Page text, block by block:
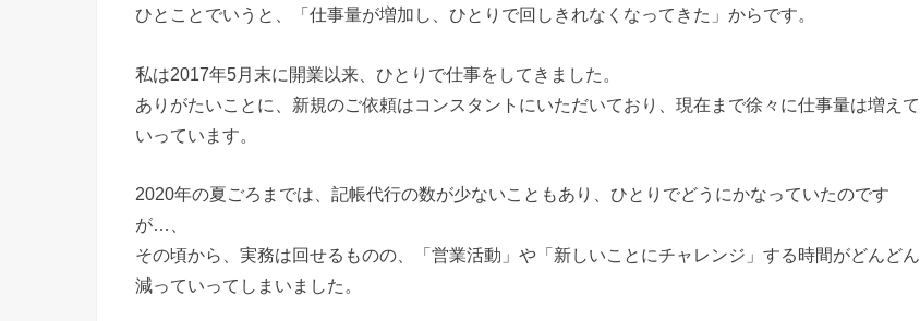
ひとことでいうと、「仕事量が増加し、ひとりで回しきれなくなってきた」からです。
私は2017年5月末に開業以来、ひとりで仕事をしてきました。
ありがたいことに、新規のご依頼はコンスタントにいただいており、現在まで徐々に仕事量は増えて
いっています。
2020年の夏ごろまでは、記帳代行の数が少ないこともあり、ひとりでどうにかなっていたのです
が…、
その頃から、実務は回せるものの、「営業活動」や「新しいことにチャレンジ」する時間がどんどん
減っていってしまいました。